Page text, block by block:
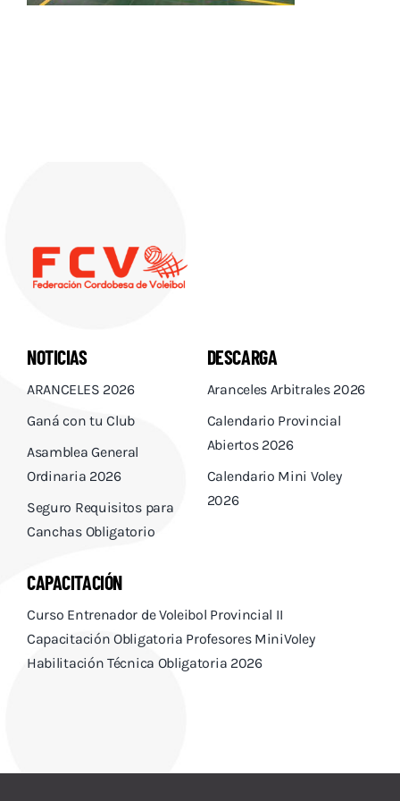
Descargas
NOTICIAS
ARANCELES 2026
Ganá con tu Club
Asamblea General
Ordinaria 2026
Seguro Requisitos para
Canchas Obligatorio
DESCARGA
Aranceles Arbitrales 2026
Calendario Provincial
Abiertos 2026
Calendario Mini Voley
2026
CAPACITACIÓN
Curso Entrenador de Voleibol Provincial II
Capacitación Obligatoria Profesores MiniVoley
Habilitación Técnica Obligatoria 2026